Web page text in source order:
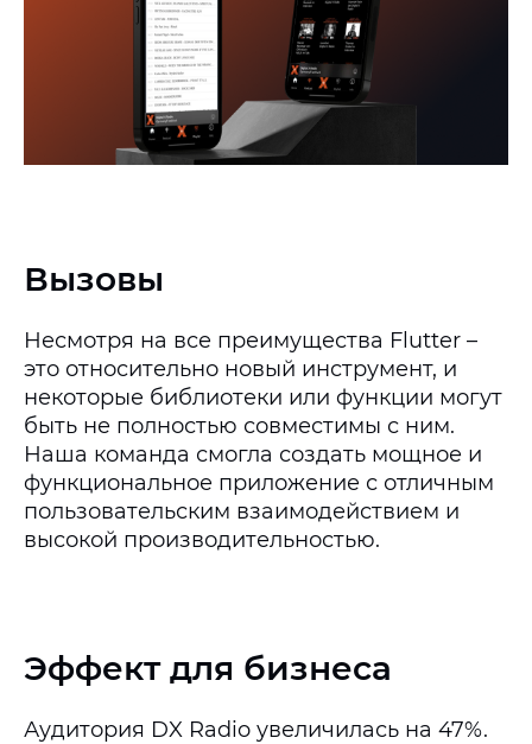
Вызовы
Несмотря на все преимущества Flutter –
это относительно новый инструмент, и
некоторые библиотеки или функции могут
быть не полностью совместимы с ним.
Наша команда смогла создать мощное и
функциональное приложение с отличным
пользовательским взаимодействием и
высокой производительностью.
Эффект для бизнеса
Аудитория DX Radio увеличилась на 47%.